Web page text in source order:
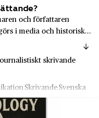
och författaren
i media och historiska
gör Jesper Henke,
skrivande
Skrivande Svenska